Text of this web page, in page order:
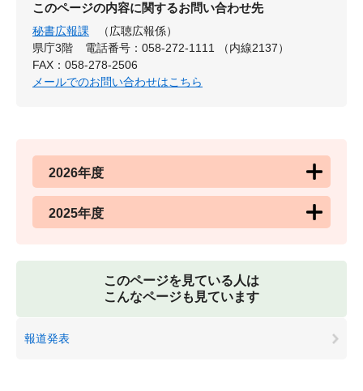
このページの内容に関するお問い合わせ先
秘書広報課
（広聴広報係）
県庁3階
電話番号：058-272-1111 （内線2137）
FAX：058-278-2506
メールでのお問い合わせはこちら
2026年度
2025年度
このページを見ている人は
こんなページも見ています
報道発表